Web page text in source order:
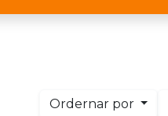
Ordernar por